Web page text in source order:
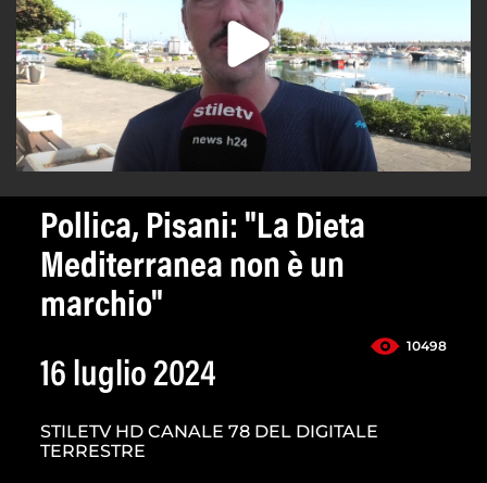
Pollica, Pisani: "La Dieta
Mediterranea non è un
marchio"
10498
16 luglio 2024
STILETV HD CANALE 78 DEL DIGITALE
TERRESTRE